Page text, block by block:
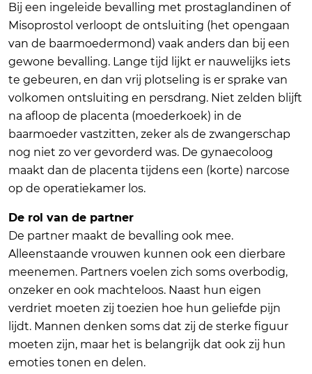
Bij een ingeleide bevalling met prostaglandinen of
Misoprostol verloopt de ontsluiting (het opengaan
van de baarmoedermond) vaak anders dan bij een
gewone bevalling. Lange tijd lijkt er nauwelijks iets
te gebeuren, en dan vrij plotseling is er sprake van
volkomen ontsluiting en persdrang. Niet zelden blijft
na afloop de placenta (moederkoek) in de
baarmoeder vastzitten, zeker als de zwangerschap
nog niet zo ver gevorderd was. De gynaecoloog
maakt dan de placenta tijdens een (korte) narcose
op de operatiekamer los.
De rol van de partner
De partner maakt de bevalling ook mee.
Alleenstaande vrouwen kunnen ook een dierbare
meenemen. Partners voelen zich soms overbodig,
onzeker en ook machteloos. Naast hun eigen
verdriet moeten zij toezien hoe hun geliefde pijn
lijdt. Mannen denken soms dat zij de sterke figuur
moeten zijn, maar het is belangrijk dat ook zij hun
emoties tonen en delen.